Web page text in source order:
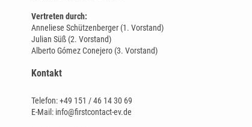
Vertreten durch:
Anneliese Schützenberger (1. Vorstand)
Julian Süß (2. Vorstand)
Alberto Gómez Conejero (3. Vorstand)
Kontakt
Telefon: +49 151 / 46 14 30 69
E-Mail: info@firstcontact-ev.de